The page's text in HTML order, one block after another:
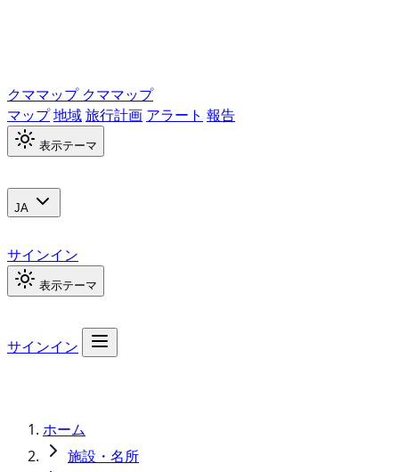
クママップ クママップ
マップ地域旅行計画 アラート 報告
表示テーマ
JA
サインイン
表示テーマ
サインイン
ホーム
施設・名所